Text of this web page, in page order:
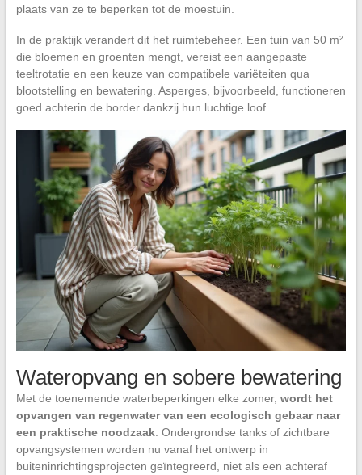
plaats van ze te beperken tot de moestuin.
In de praktijk verandert dit het ruimtebeheer. Een tuin van 50 m²
die bloemen en groenten mengt, vereist een aangepaste
teeltrotatie en een keuze van compatibele variëteiten qua
blootstelling en bewatering. Asperges, bijvoorbeeld, functioneren
goed achterin de border dankzij hun luchtige loof.
Wateropvang en sobere bewatering
Met de toenemende waterbeperkingen elke zomer, wordt het
opvangen van regenwater van een ecologisch gebaar naar
een praktische noodzaak. Ondergrondse tanks of zichtbare
opvangsystemen worden nu vanaf het ontwerp in
buiteninrichtingsprojecten geïntegreerd, niet als een achteraf